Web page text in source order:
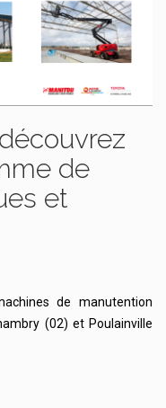
de
et
de manutention
(02) et Poulainville